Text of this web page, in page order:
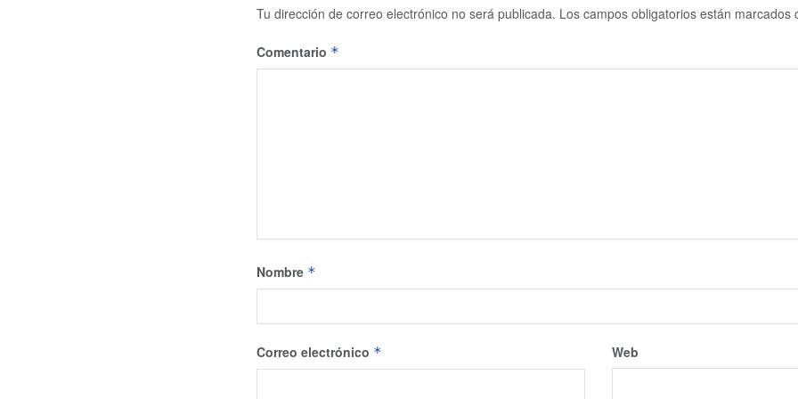
Tu dirección de correo electrónico no será publicada. Los campos obligatorios están marcados
Comentario *
Nombre *
Correo electrónico * Web